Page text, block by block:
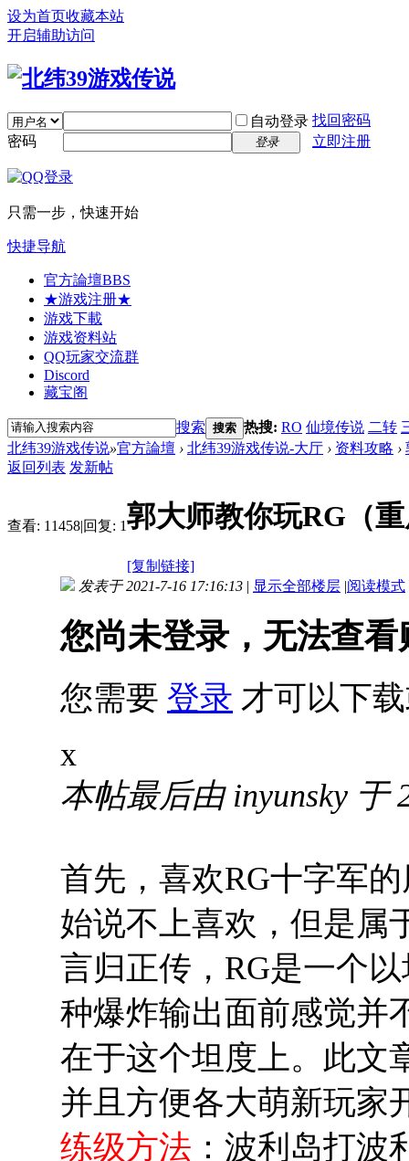
设为首页收藏本站
开启辅助访问
自动登录 找回密码
密码
登录 立即注册
只需一步，快速开始
快捷导航
官方論壇BBS
★游戏注册★
游戏下載
游戏资料站
QQ玩家交流群
Discord
藏宝阁
搜索 搜索 热搜: RO 仙境传说 二转
北纬39游戏传说»官方論壇 › 北纬39游戏传说-大厅 › 资料攻略 ›
返回列表 发新帖
查看: 11458|回复: 1郭大师教你玩RG（
[复制链接]
发表于 2021-7-16 17:16:13 | 显示全部楼层 |阅读模式
您尚未登录，无法查
您需要 登录 才可以下
x
本帖最后由 inyunsky 于
首先，喜欢RG十字军
始说不上喜欢，但是属
言归正传，RG是一个
种爆炸输出面前感觉并
在于这个坦度上。此文
并且方便各大萌新玩家
练级方法 ：波利岛打